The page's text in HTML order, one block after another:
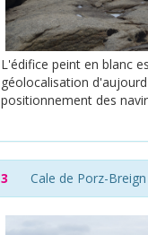
L'édifice peint en blanc
géolocalisation
positionnement des
3 Cale de Porz-Breign